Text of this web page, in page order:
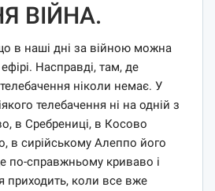
ВІЙНА.
в наші дні за війною можна
Насправді, там, де
ніколи немає. У
телебачення ні на одній з
в Сребрениці, в Косово
в сирійському Алеппо його
по-справжньому криваво і
приходить, коли все вже